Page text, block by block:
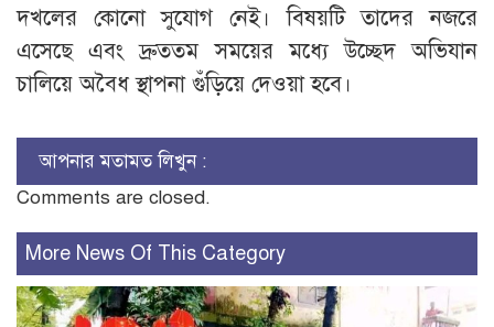
দখলের কোনো সুযোগ নেই। বিষয়টি তাদের নজরে
এসেছে এবং দ্রুততম সময়ের মধ্যে উচ্ছেদ অভিযান
চালিয়ে অবৈধ স্থাপনা গুঁড়িয়ে দেওয়া হবে।
আপনার মতামত লিখুন :
Comments are closed.
More News Of This Category